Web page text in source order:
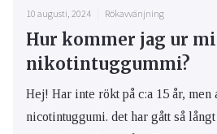
10 augusti, 2024 Rökavvänjning
Hur kommer jag ur
nikotintuggummi?
Hej! Har inte rökt på c:a 15 år, men
nicotintuggumi. det har gått så